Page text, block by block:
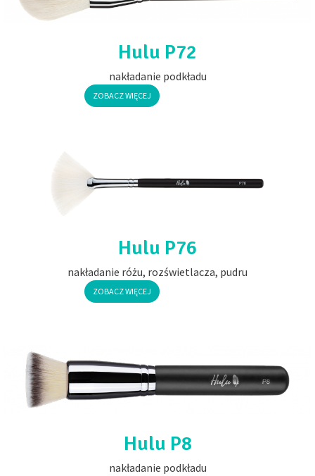
Hulu P72
nakładanie podkładu
ZOBACZ WIĘCEJ
Hulu P76
nakładanie różu, rozświetlacza, pudru
ZOBACZ WIĘCEJ
Hulu P8
nakładanie podkładu